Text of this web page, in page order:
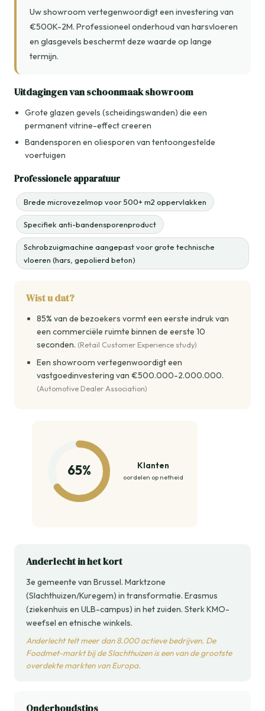
Uw showroom vertegenwoordigt een investering van
€500K-2M. Professioneel onderhoud van harsvloeren
en glasgevels beschermt deze waarde op lange
termijn.
Uitdagingen van schoonmaak showroom
Grote glazen gevels (scheidingswanden) die een
permanent vitrine-effect creeren
Bandensporen en oliesporen van tentoongestelde
voertuigen
Professionele apparatuur
Brede microvezelmop voor 500+ m2 oppervlakken
Specifiek anti-bandensporenproduct
Schrobzuigmachine aangepast voor grote technische
vloeren (hars, gepolierd beton)
Wist u dat?
85% van de bezoekers vormt een eerste indruk van
een commerciële ruimte binnen de eerste 10
seconden. (Retail Customer Experience study)
Een showroom vertegenwoordigt een
vastgoedinvestering van €500.000-2.000.000.
(Automotive Dealer Association)
65% Klanten
oordelen op netheid
Anderlecht in het kort
3e gemeente van Brussel. Marktzone
(Slachthuizen/Kuregem) in transformatie. Erasmus
(ziekenhuis en ULB-campus) in het zuiden. Sterk KMO-
weefsel en etnische winkels.
Anderlecht telt meer dan 8.000 actieve bedrijven. De
Foodmet-markt bij de Slachthuizen is een van de grootste
overdekte markten van Europa.
Onderhoudstips